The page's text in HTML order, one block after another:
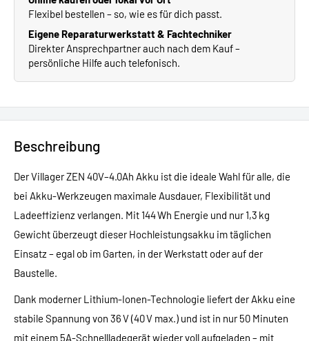
Flexibel bestellen – so, wie es für dich passt.
Eigene Reparaturwerkstatt & Fachtechniker
Direkter Ansprechpartner auch nach dem Kauf –
persönliche Hilfe auch telefonisch.
Beschreibung
Der Villager ZEN 40V–4.0Ah Akku ist die ideale Wahl für alle, die
bei Akku-Werkzeugen maximale Ausdauer, Flexibilität und
Ladeeffizienz verlangen. Mit 144 Wh Energie und nur 1,3 kg
Gewicht überzeugt dieser Hochleistungsakku im täglichen
Einsatz – egal ob im Garten, in der Werkstatt oder auf der
Baustelle.
Dank moderner Lithium-Ionen-Technologie liefert der Akku eine
stabile Spannung von 36 V (40 V max.) und ist in nur 50 Minuten
mit einem 5A-Schnellladegerät wieder voll aufgeladen – mit